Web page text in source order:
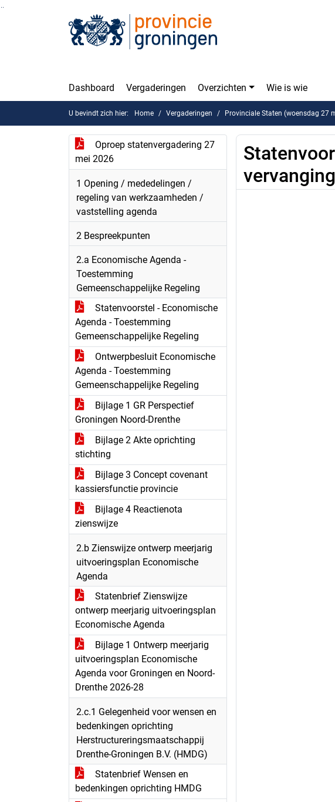
Ga naar de inhoud van deze pagina
Dashboard Vergaderingen Overzichten Wie is wie
U bevindt zich hier: Home Vergaderingen Provinciale Staten (woensdag 27
Oproep statenvergadering 27
mei 2026
1 Opening / mededelingen /
regeling van werkzaamheden /
vaststelling agenda
2 Bespreekpunten
2.a Economische Agenda -
Toestemming
Gemeenschappelijke Regeling
Statenvoorstel - Economische
Agenda - Toestemming
Gemeenschappelijke Regeling
Ontwerpbesluit Economische
Agenda - Toestemming
Gemeenschappelijke Regeling
Bijlage 1 GR Perspectief
Groningen Noord-Drenthe
Bijlage 2 Akte oprichting
stichting
Bijlage 3 Concept covenant
kassiersfunctie provincie
Bijlage 4 Reactienota
zienswijze
2.b Zienswijze ontwerp meerjarig
uitvoeringsplan Economische
Agenda
Statenbrief Zienswijze
ontwerp meerjarig uitvoeringsplan
Economische Agenda
Bijlage 1 Ontwerp meerjarig
uitvoeringsplan Economische
Agenda voor Groningen en Noord-
Drenthe 2026-28
2.c.1 Gelegenheid voor wensen en
bedenkingen oprichting
Herstructureringsmaatschappij
Drenthe-Groningen B.V. (HMDG)
Statenbrief Wensen en
bedenkingen oprichting HMDG